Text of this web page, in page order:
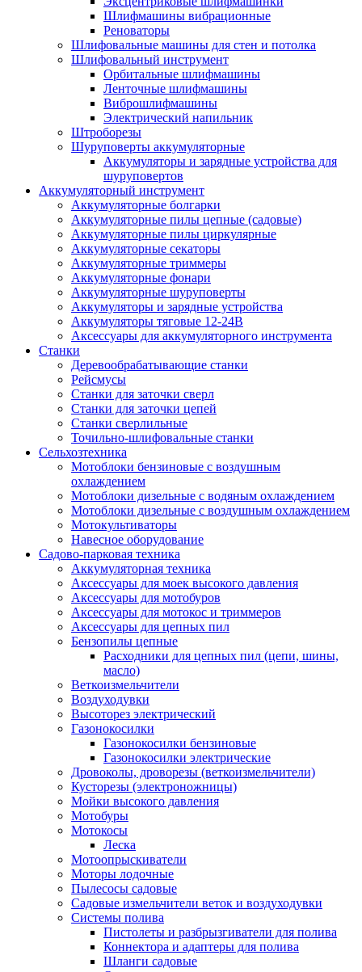
Шлифмашины вибрационные
Реноваторы
Шлифовальные машины для стен и потолка
Шлифовальный инструмент
Орбитальные шлифмашины
Ленточные шлифмашины
Виброшлифмашины
Электрический напильник
Штроборезы
Шуруповерты аккумуляторные
Аккумуляторы и зарядные устройства для
шуруповертов
Аккумуляторный инструмент
Аккумуляторные болгарки
Аккумуляторные пилы цепные (садовые)
Аккумуляторные пилы циркулярные
Аккумуляторные секаторы
Аккумуляторные триммеры
Аккумуляторные фонари
Аккумуляторные шуруповерты
Аккумуляторы и зарядные устройства
Аккумуляторы тяговые 12-24В
Аксессуары для аккумуляторного инструмента
Станки
Деревообрабатывающие станки
Рейсмусы
Станки для заточки сверл
Станки для заточки цепей
Станки сверлильные
Точильно-шлифовальные станки
Сельхозтехника
Мотоблоки бензиновые с воздушным
охлаждением
Мотоблоки дизельные с водяным охлаждением
Мотоблоки дизельные с воздушным охлаждением
Мотокультиваторы
Навесное оборудование
Садово-парковая техника
Аккумуляторная техника
Аксессуары для моек высокого давления
Аксессуары для мотобуров
Аксессуары для мотокос и триммеров
Аксессуары для цепных пил
Бензопилы цепные
Расходники для цепных пил (цепи, шины,
масло)
Веткоизмельчители
Воздуходувки
Высоторез электрический
Газонокосилки
Газонокосилки бензиновые
Газонокосилки электрические
Дровоколы, дроворезы (веткоизмельчители)
Кусторезы (электроножницы)
Мойки высокого давления
Мотобуры
Мотокосы
Леска
Мотоопрыскиватели
Моторы лодочные
Пылесосы садовые
Садовые измельчители веток и воздуходувки
Системы полива
Пистолеты и разбрызгиватели для полива
Коннектора и адаптеры для полива
Шланги садовые